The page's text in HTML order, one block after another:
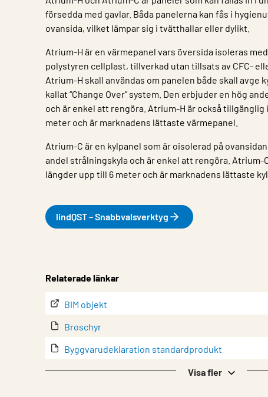
försedda med gavlar. Båda panelerna kan fås i
ovansida, vilket lämpar sig i tvätthallar eller dylikt.
Atrium-H är en värmepanel vars översida isoleras
polystyren cellplast, tillverkad utan tillsats av CFC-
Atrium-H skall användas om panelen både skall avge
kallat “Change Over” system. Den erbjuder en hög
och är enkel att rengöra. Atrium-H är också tillgänglig
meter och är marknadens lättaste värmepanel.
Atrium-C är en kylpanel som är oisolerad på
andel strålningskyla och är enkel att rengöra. Atrium-
längder upp till 6 meter och är marknadens lättaste
lindQST – Snabbvalsverktyg
Relaterade länkar
BIM objekt
Broschyr
Byggvarudeklaration standardprodukt
Datablad
Visa fler